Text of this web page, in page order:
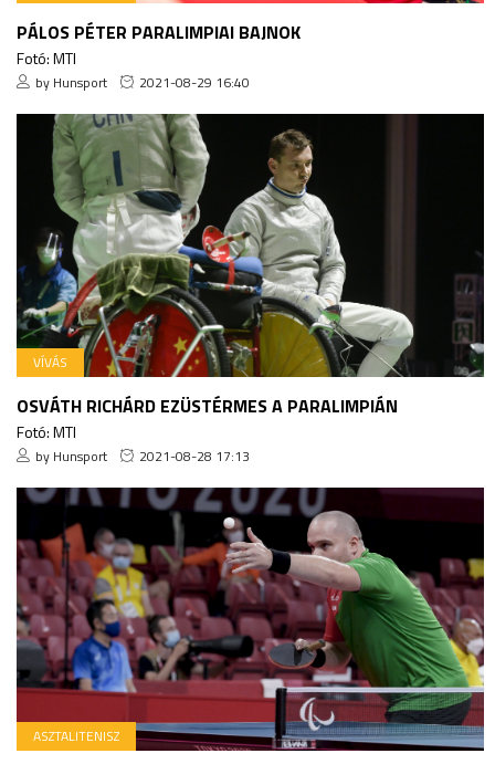
PÁLOS PÉTER PARALIMPIAI BAJNOK
Fotó: MTI
by Hunsport 2021-08-29 16:40
VÍVÁS
OSVÁTH RICHÁRD EZÜSTÉRMES A PARALIMPIÁN
Fotó: MTI
by Hunsport 2021-08-28 17:13
ASZTALITENISZ